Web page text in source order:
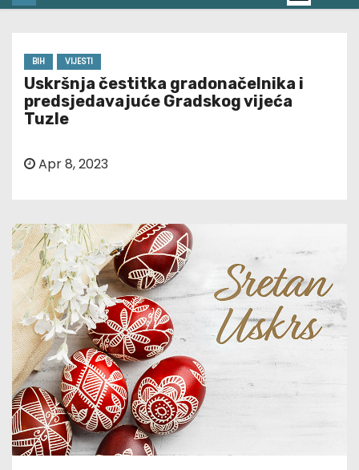
BIH VIJESTI
Uskršnja čestitka gradonačelnika i
predsjedavajuće Gradskog vijeća
Tuzle
Apr 8, 2023